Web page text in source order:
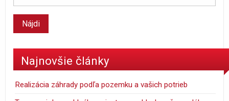
Najnovšie články
Realizácia záhrady podľa pozemku a vašich potrieb